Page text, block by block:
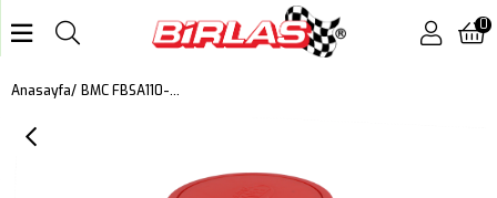
0
Anasayfa BMC FBSA110-110 CM PERFORMANS AÇIK HAVA FİLTRESİ